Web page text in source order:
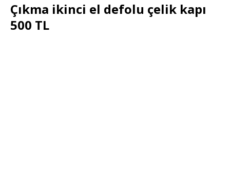
Çıkma ikinci el defolu çelik kapı
500 TL